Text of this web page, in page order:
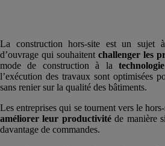
La construction hors-site est un sujet
d’ouvrage qui souhaitentchallenger les
mode de construction à la
l’exécution des travaux sont optimisées
sans renier sur la qualité des bâtiments.
Les entreprises qui se tournent vers le
améliorer leur productivitéde manière
davantage de commandes.